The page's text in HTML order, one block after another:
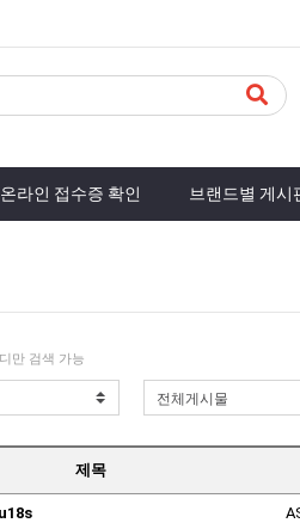
온라인 접수증 확인 브랜드별 게시
만 검색 가능
제목